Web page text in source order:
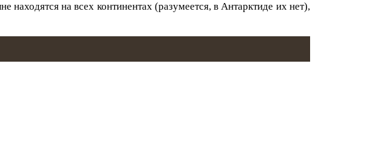
находятся на всех континентах (разумеется, в Антарктиде их нет),